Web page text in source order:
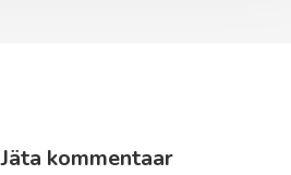
Jäta kommentaar